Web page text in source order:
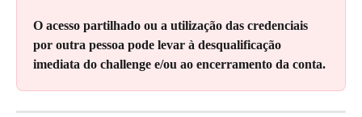
O acesso partilhado ou a utilização das credenciais
por outra pessoa pode levar à desqualificação
imediata do challenge e/ou ao encerramento da conta.